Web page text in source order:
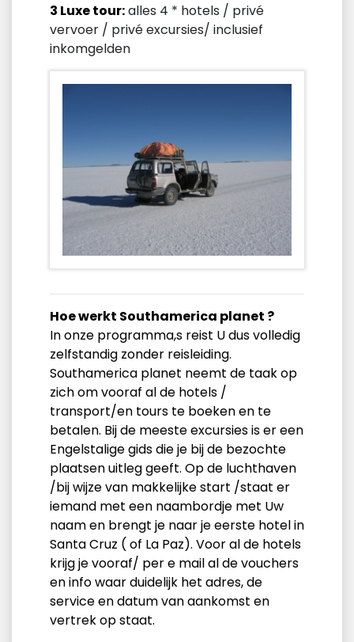
3 Luxe tour:alles 4 * hotels / privé
vervoer / privé excursies/ inclusief
inkomgelden
Hoe werkt Southamerica planet ?
In onze programma,s reist U dus volledig
zelfstandig zonder reisleiding.
Southamerica planet neemt de taak op
zich om vooraf al de hotels /
transport/en tours te boeken en te
betalen. Bij de meeste excursies is er een
Engelstalige gids die je bij de bezochte
plaatsen uitleg geeft. Op de luchthaven
/bij wijze van makkelijke start /staat er
iemand met een naambordje met Uw
naam en brengt je naar je eerste hotel in
Santa Cruz ( of La Paz). Voor al de hotels
krijg je vooraf/ per e mail al de vouchers
en info waar duidelijk het adres, de
service en datum van aankomst en
vertrek op staat.